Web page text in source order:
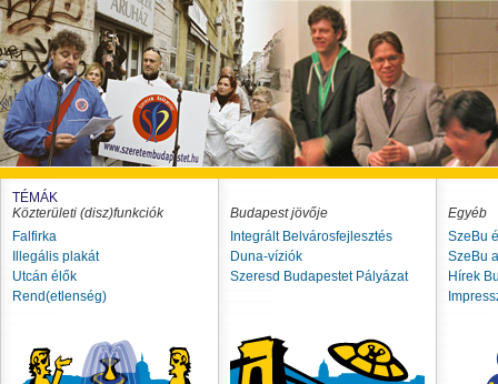
TÉMÁK
Közterületi (disz)funkciók
Falfirka
Illegális plakát
Utcán élők
Rend(etlenség)
Budapest jövője
Integrált Belvárosfejlesztés
Duna-víziók
Szeresd Budapestet Pályázat
Egyéb
SzeBu
SzeBu
Hírek